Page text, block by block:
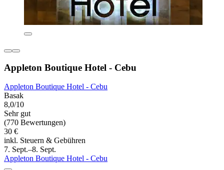
Appleton Boutique Hotel - Cebu
Appleton Boutique Hotel - Cebu
Basak
8,0/10
Sehr gut
(770 Bewertungen)
30 €
inkl. Steuern & Gebühren
7. Sept.–8. Sept.
Appleton Boutique Hotel - Cebu